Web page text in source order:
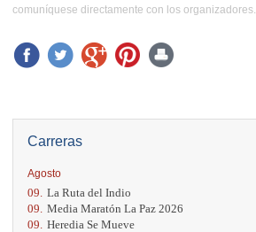
Carreras
Agosto
09. La Ruta del Indio
09. Media Maratón La Paz 2026
09. Heredia Se Mueve
comuníquese directamente con los organizadores.